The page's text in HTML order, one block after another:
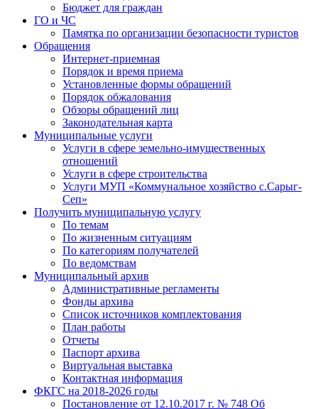
Бюджет для граждан
ГО и ЧС
Памятка по организации безопасности туристов
Обращения
Интернет-приемная
Порядок и время приема
Установленные формы обращений
Порядок обжалования
Обзоры обращений лиц
Законодательная карта
Муниципальные услуги
Услуги в сфере земельно-имущественных
отношений
Услуги в сфере строительства
Услуги МУП «Коммунальное хозяйство с.Сарыг-
Сеп»
Получить муниципальную услугу
По темам
По жизненным ситуациям
По категориям получателей
По ведомствам
Муниципальный архив
Административные регламенты
Фонды архива
Список источников комплектования
План работы
Отчеты
Паспорт архива
Виртуальная выставка
Контактная информация
ФКГС на 2018-2026 годы
Постановление от 12.10.2017 г. № 748 Об